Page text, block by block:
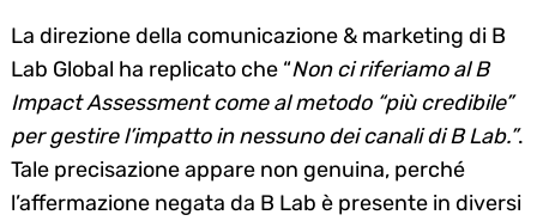
La direzione della comunicazione & marketing di B
Lab Global ha replicato che “Non ci riferiamo al B
Impact Assessment come al metodo “più credibile”
per gestire l’impatto in nessuno dei canali di B Lab.”.
Tale precisazione appare non genuina, perché
l’affermazione negata da B Lab è presente in diversi